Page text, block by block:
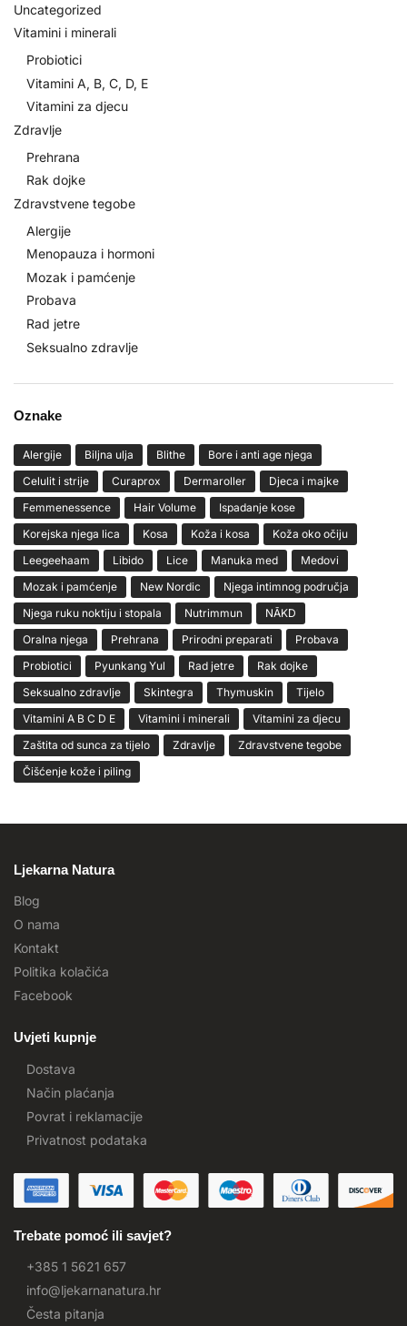
Uncategorized
Vitamini i minerali
Probiotici
Vitamini A, B, C, D, E
Vitamini za djecu
Zdravlje
Prehrana
Rak dojke
Zdravstvene tegobe
Alergije
Menopauza i hormoni
Mozak i pamćenje
Probava
Rad jetre
Seksualno zdravlje
Oznake
Alergije Biljna ulja Blithe
Bore i anti age njega
Celulit i strije
Curaprox Dermaroller
Djeca i majke
Femmenessence
Hair Volume
Ispadanje kose
Korejska njega lica
Kosa Koža i kosa
Koža oko očiju
Leegeehaam
Libido Lice Manuka med
Medovi
Mozak i pamćenje
New Nordic
Njega intimnog područja
Njega ruku noktiju i stopala
Nutrimmun
NĀKD
Oralna njega
Prehrana Prirodni preparati
Probava
Probiotici
Pyunkang Yul Rad jetre
Rak dojke
Seksualno zdravlje
Skintegra Thymuskin
Tijelo
Vitamini A B C D E
Vitamini i minerali
Vitamini za djecu
Zaštita od sunca za tijelo
Zdravlje
Zdravstvene tegobe
Čišćenje kože i piling
Ljekarna Natura
Blog
O nama
Kontakt
Politika kolačića
Facebook
Uvjeti kupnje
Dostava
Način plaćanja
Povrat i reklamacije
Privatnost podataka
Trebate pomoć ili savjet?
+385 1 5621 657
info@ljekarnanatura.hr
Česta pitanja